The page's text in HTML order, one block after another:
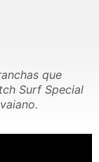
que
Surf Special